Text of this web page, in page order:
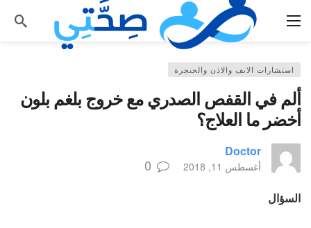
استشارات الانف والاذن والحنجرة
ألم في القفص الصدري مع خروج بلغم بلون
أخضر ما العلاج؟
Doctor
أغسطس 11, 2018 0
السؤال